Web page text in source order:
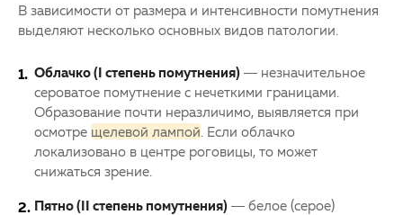
В зависимости от размера и интенсивности помутнения
выделяют несколько основных видов патологии.
Облачко (I степень помутнения) — незначительное
сероватое помутнение с нечеткими границами.
Образование почти неразличимо, выявляется при
осмотре щелевой лампой. Если облачко
локализовано в центре роговицы, то может
снижаться зрение.
Пятно (II степень помутнения) — белое (серое)